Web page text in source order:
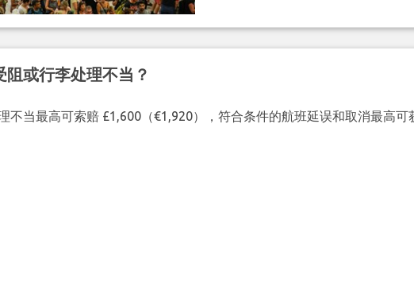
阻或行李处理不当？
不当最高可索赔 £1,600（€1,920），符合条件的航班延误和取消最高可